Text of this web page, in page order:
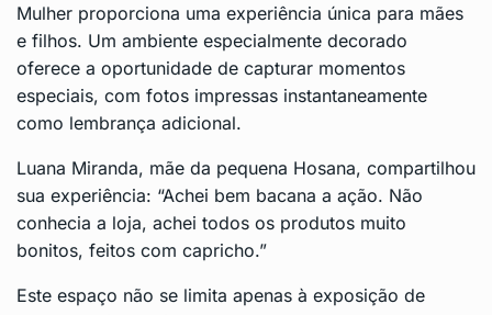
Mulher proporciona uma experiência única para mães
e filhos. Um ambiente especialmente decorado
oferece a oportunidade de capturar momentos
especiais, com fotos impressas instantaneamente
como lembrança adicional.
Luana Miranda, mãe da pequena Hosana, compartilhou
sua experiência: “Achei bem bacana a ação. Não
conhecia a loja, achei todos os produtos muito
bonitos, feitos com capricho.”
Este espaço não se limita apenas à exposição de